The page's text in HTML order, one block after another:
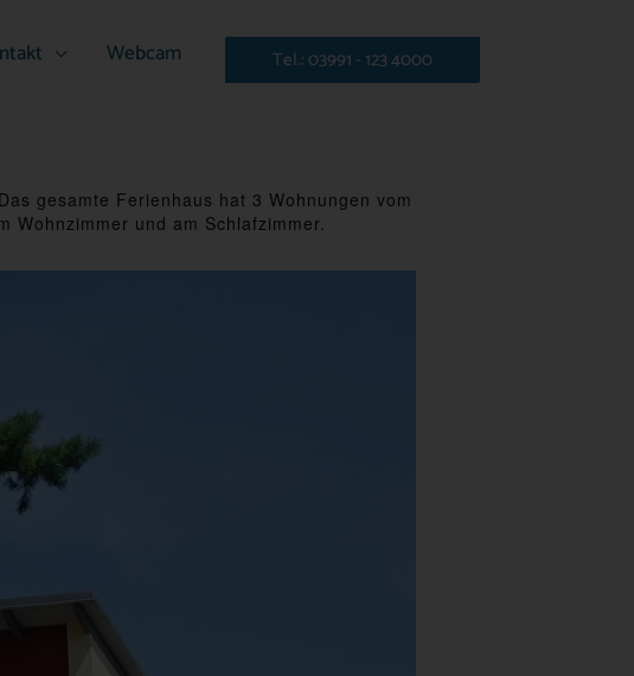
Webcam Tel.: 03991 - 123 4000
gesamte Ferienhaus hat 3 Wohnungen vom
Wohnzimmer und am Schlafzimmer.